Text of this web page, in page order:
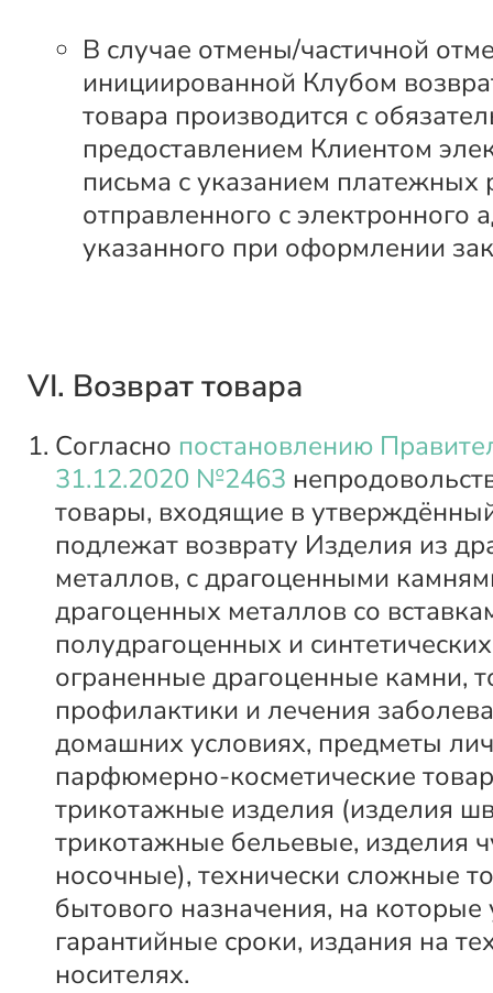
В случае отмены/частичной
инициированной Клубом
товара производится с
предоставлением Клиентом
письма с указанием платежных
отправленного с электронного
указанного при оформлении
VI. Возврат товара
Согласно постановлению
31.12.2020 №2463
товары, входящие в
подлежат возврату Изделия из
металлов, с драгоценными
драгоценных металлов со
полудрагоценных и
ограненные драгоценные камни,
профилактики и лечения
домашних условиях, предметы
парфюмерно-косметические
трикотажные изделия (изделия
трикотажные бельевые, изделия
носочные), технически сложные
бытового назначения, на которые
гарантийные сроки, издания на
носителях.